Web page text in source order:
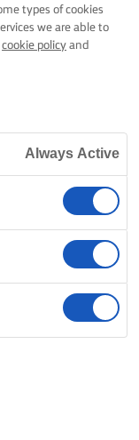
types of cookies
we are able to
cookie policy and
Always Active